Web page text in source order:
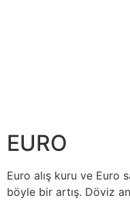
EURO
Euro alış kuru ve Euro
böyle bir artış. ​Döviz